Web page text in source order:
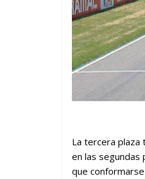
La tercera plaza
en las
que